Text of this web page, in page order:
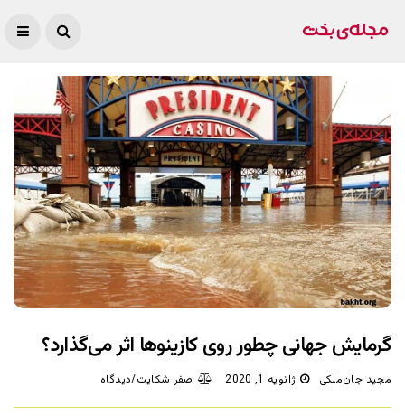
گرمایش جهانی چطور روی کازینوها اثر می‌گذارد؟
مجید جان‌ملکی ژانویه 1, 2020 صفر شکایت/دیدگاه